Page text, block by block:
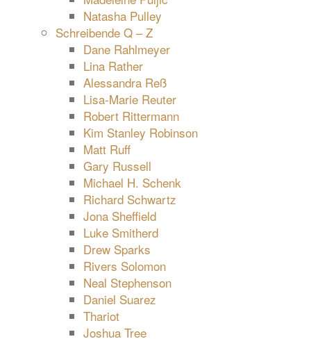
Natasha Pulley
Schreibende Q – Z
Dane Rahlmeyer
Lina Rather
Alessandra Reß
Lisa-Marie Reuter
Robert Rittermann
Kim Stanley Robinson
Matt Ruff
Gary Russell
Michael H. Schenk
Richard Schwartz
Jona Sheffield
Luke Smitherd
Drew Sparks
Rivers Solomon
Neal Stephenson
Daniel Suarez
Thariot
Joshua Tree